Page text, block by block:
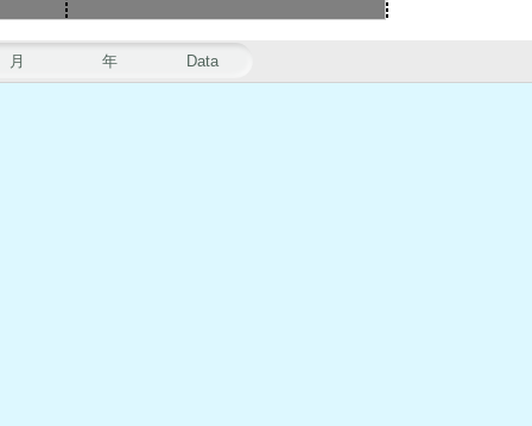
月 年 Data